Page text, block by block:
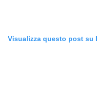
Visualizza questo post su